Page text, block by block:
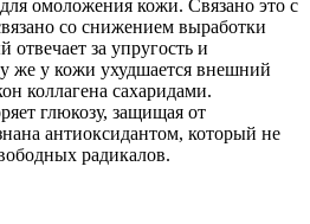
омоложения кожи. Связано это с
со снижением выработки
отвечает за упругость и
же у кожи ухудшается внешний
коллагена сахаридами.
глюкозу, защищая от
антиоксидантом, который не
радикалов.